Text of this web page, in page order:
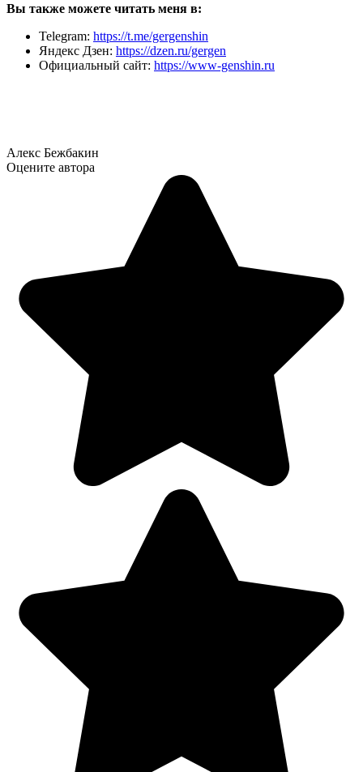
Вы также можете читать меня в:
Telegram: https://t.me/gergenshin
Яндекс Дзен: https://dzen.ru/gergen
Официальный сайт: https://www-genshin.ru
Алекс Бежбакин
Оцените автора